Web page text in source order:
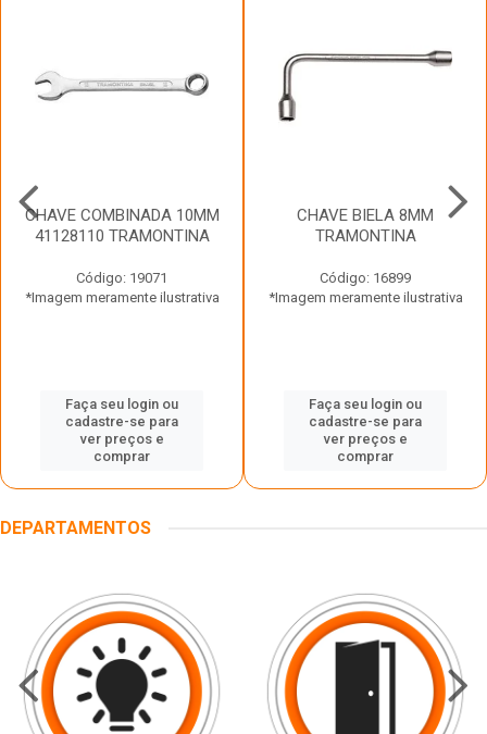
CHAVE COMBINADA 10MM
41128110 TRAMONTINA
Código: 19071
*Imagem meramente ilustrativa
Faça seu login ou
cadastre-se para
ver preços e
comprar
CHAVE BIELA 8MM
TRAMONTINA
Código: 16899
*Imagem meramente ilustrativa
Faça seu login ou
cadastre-se para
ver preços e
comprar
DEPARTAMENTOS